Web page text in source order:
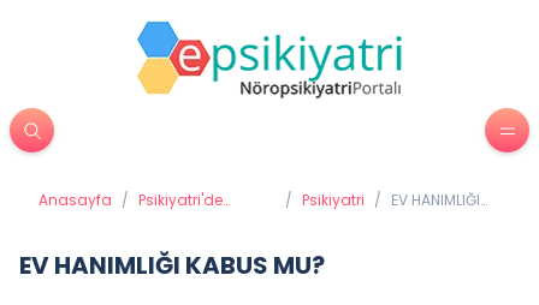
Anasayfa / Psikiyatri'de
/ Psikiyatri / EV HANIMLIĞI
EV HANIMLIĞI KABUS MU?